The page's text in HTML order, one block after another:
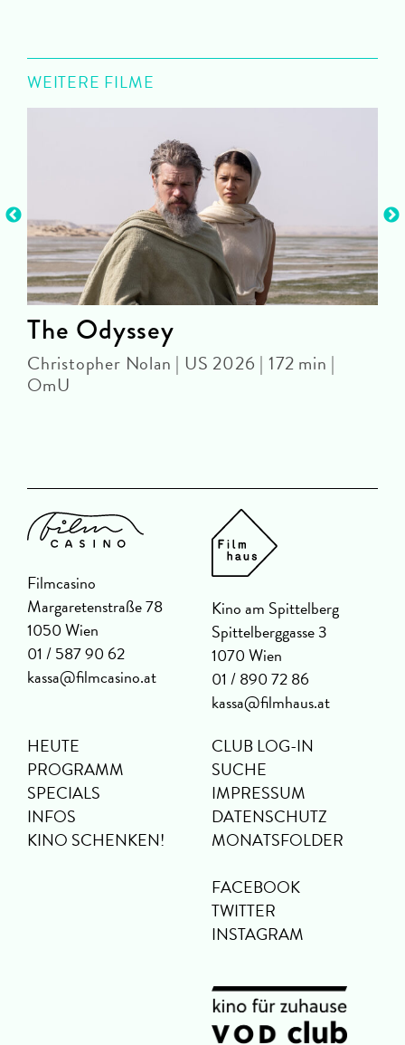
WEITERE FILME
The Odyssey
Christopher Nolan | US 2026 | 172 min |
OmU
Filmcasino
Margaretenstraße 78
1050 Wien
01 / 587 90 62
kassa@filmcasino.at
Kino am Spittelberg
Spittelberggasse 3
1070 Wien
01 / 890 72 86
kassa@filmhaus.at
HEUTE
PROGRAMM
SPECIALS
INFOS
KINO SCHENKEN!
CLUB LOG-IN
SUCHE
IMPRESSUM
DATENSCHUTZ
MONATSFOLDER
FACEBOOK
TWITTER
INSTAGRAM